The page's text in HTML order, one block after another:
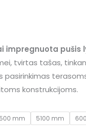
€
€
impregnuota pušis
tvirtas tašas,
pasirinkimas
konstrukcijoms.
mm 5100 mm
6000